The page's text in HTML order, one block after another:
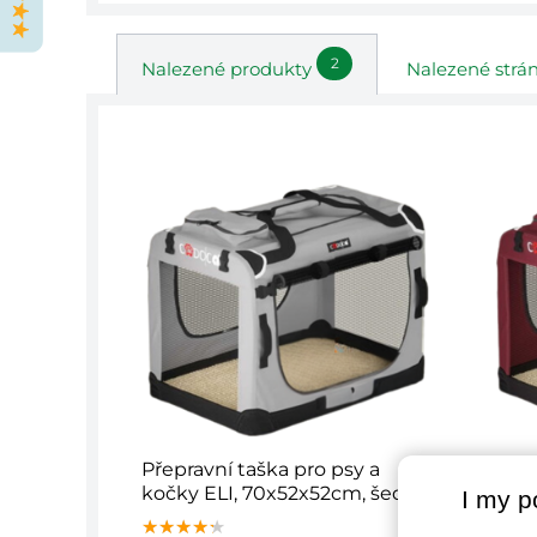
Nalezené produkty 2 Nalezené
Přepravní taška pro psy a
kočky ELI, 70x52x52cm, šedá
★★★★★
★★★★★
★★★★★
I my